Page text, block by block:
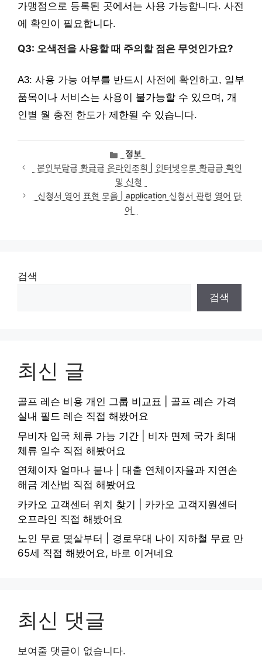
가맹점으로 등록된 곳에서는 사용 가능합니다. 사전
에 확인이 필요합니다.
Q3: 오색전을 사용할 때 주의할 점은 무엇인가요?
A3: 사용 가능 여부를 반드시 사전에 확인하고, 일부
품목이나 서비스는 사용이 불가능할 수 있으며, 개
인별 월 충전 한도가 제한될 수 있습니다.
카
테
고
리
정보
본인부담금 환급금 온라인조회 | 인터넷으로 환급금 확인
및 신청
신청서 영어 표현 모음 | application 신청서 관련 영어 단
어
검색
검색
최신 글
골프 레슨 비용 개인 그룹 비교표 | 골프 레슨 가격
실내 필드 레슨 직접 해봤어요
무비자 입국 체류 가능 기간 | 비자 면제 국가 최대
체류 일수 직접 해봤어요
연체이자 얼마나 붙나 | 대출 연체이자율과 지연손
해금 계산법 직접 해봤어요
카카오 고객센터 위치 찾기 | 카카오 고객지원센터
오프라인 직접 해봤어요
노인 무료 몇살부터 | 경로우대 나이 지하철 무료 만
65세 직접 해봤어요, 바로 이거네요
최신 댓글
보여줄 댓글이 없습니다.